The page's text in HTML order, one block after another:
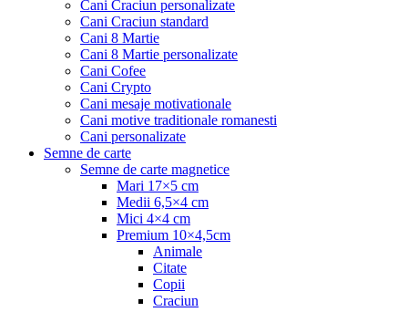
Cani Craciun personalizate
Cani Craciun standard
Cani 8 Martie
Cani 8 Martie personalizate
Cani Cofee
Cani Crypto
Cani mesaje motivationale
Cani motive traditionale romanesti
Cani personalizate
Semne de carte
Semne de carte magnetice
Mari 17×5 cm
Medii 6,5×4 cm
Mici 4×4 cm
Premium 10×4,5cm
Animale
Citate
Copii
Craciun